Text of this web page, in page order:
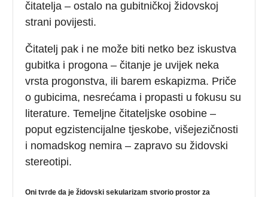
čitatelja – ostalo na gubitničkoj židovskoj
strani povijesti.
Čitatelj pak i ne može biti netko bez iskustva
gubitka i progona – čitanje je uvijek neka
vrsta progonstva, ili barem eskapizma. Priče
o gubicima, nesrećama i propasti u fokusu su
literature. Temeljne čitateljske osobine –
poput egzistencijalne tjeskobe, višejezičnosti
i nomadskog nemira – zapravo su židovski
stereotipi.
Oni tvrde da je židovski sekularizam stvorio prostor za